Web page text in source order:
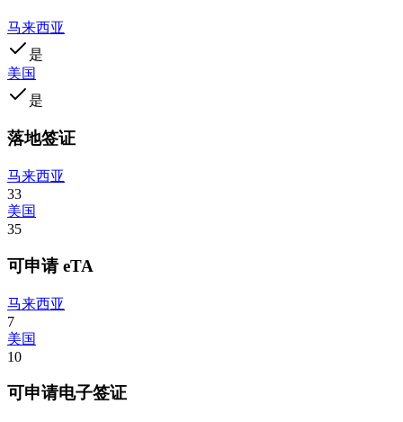
马来西亚
是
美国
是
落地签证
马来西亚
33
美国
35
可申请 eTA
马来西亚
7
美国
10
可申请电子签证